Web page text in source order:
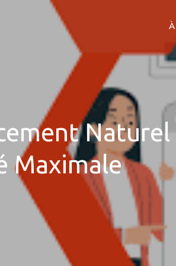
Naturel
Maximale